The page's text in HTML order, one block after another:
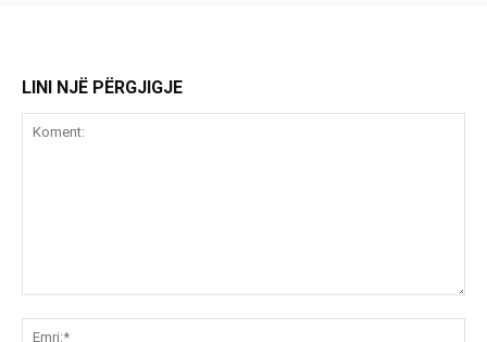
LINI NJË PËRGJIGJE